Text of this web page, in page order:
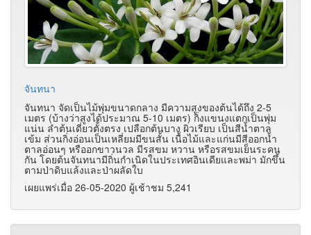
จันทนา
จันทนา จัดเป็นไม้พุ่มขนาดกลาง มีความสูงของต้นได้ถึง 2-5
เมตร (บ้างว่าสูงได้ประมาณ 5-10 เมตร) กิ่งแขนงแตกเป็นพุ่ม
แน่น ลำต้นเดี่ยวตั้งตรง เปลือกต้นบาง ผิวเรียบ เป็นสีน้ำตาล
เข้ม ส่วนกิ่งอ่อนเป็นเหลี่ยมมีขนสั้น เนื้อไม้และแก่นมีสีออกน้ำ
ตาลอ่อนๆ หรืออกขาวนวล มีรสขม หวาน หรือรสขมเย็นระคน
กัน โดยต้นจันทนามีถิ่นกำเนิดในประเทศอินเดียและพม่า มักขึ้น
ตามป่าดิบแล้งและป่าผลัดใบ
เผยแพร่เมื่อ 26-05-2020 ผู้เช้าชม 5,241